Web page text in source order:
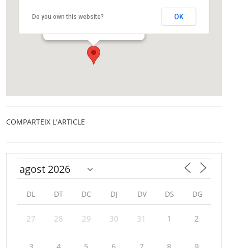
Agrupació Astronòmica d’Osona
Carrer del Pare Xifré, 1-3
Do you own this website? OK
COMPARTEIX L'ARTICLE
DL DT DC DJ DV DS DG
27 28 29 30 31 1 2